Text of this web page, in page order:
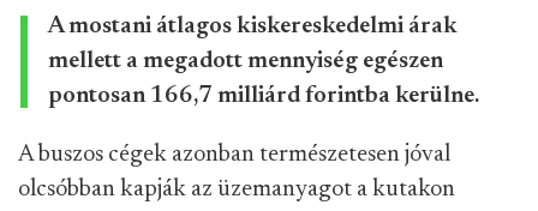
A mostani átlagos kiskereskedelmi árak
mellett a megadott mennyiség egészen
pontosan 166,7 milliárd forintba kerülne.
A buszos cégek azonban természetesen jóval
olcsóbban kapják az üzemanyagot a kutakon